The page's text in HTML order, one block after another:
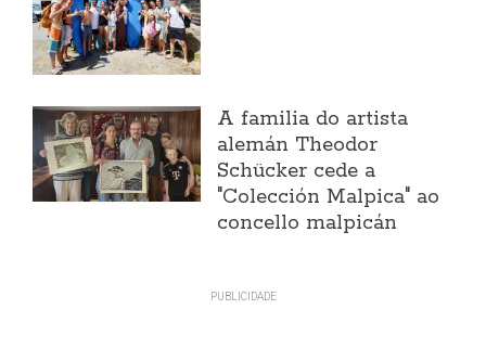
A familia do artista
alemán Theodor
Schücker cede a
"Colección Malpica" ao
concello malpicán